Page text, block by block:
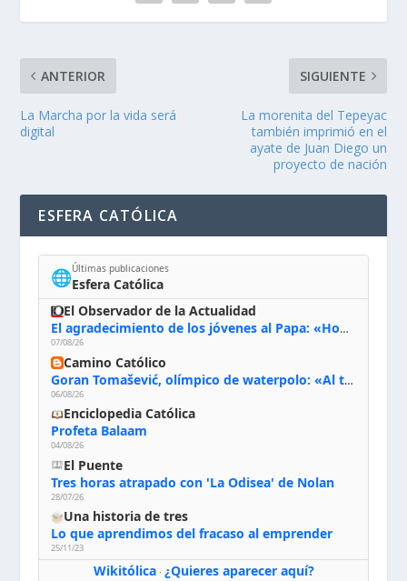
ANTERIOR
La Marcha por la vida será
digital
SIGUIENTE
La morenita del Tepeyac
también imprimió en el
ayate de Juan Diego un
proyecto de nación
ESFERA CATÓLICA
🌐Últimas publicaciones
Esfera Católica
El Observador de la Actualidad
El agradecimiento de los jóvenes al Papa: «Hoy nos sentimos Iglesia»
07/08/26
Camino Católico
Goran Tomašević, olímpico de waterpolo: «Al terminar el Camino de Santiago entregué mi vida a Cristo; hablé con Dios y le dije: ‘Estoy listo; estoy a tu servicio. Puedo llevar lo que sea necesario para ti’»
06/08/26
Enciclopedia Católica
Profeta Balaam
04/08/26
El Puente
Tres horas atrapado con 'La Odisea' de Nolan
28/07/26
Una historia de tres
Lo que aprendimos del fracaso al emprender
25/11/23
Wikitólica· ¿Quieres aparecer aquí?